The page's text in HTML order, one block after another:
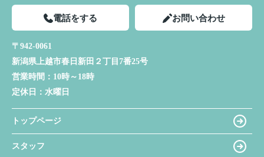
電話をする お問い合わせ
〒942-0061
新潟県上越市春日新田２丁目7番25号
営業時間： 10時～18時
定休日： 水曜日
トップページ
スタッフ